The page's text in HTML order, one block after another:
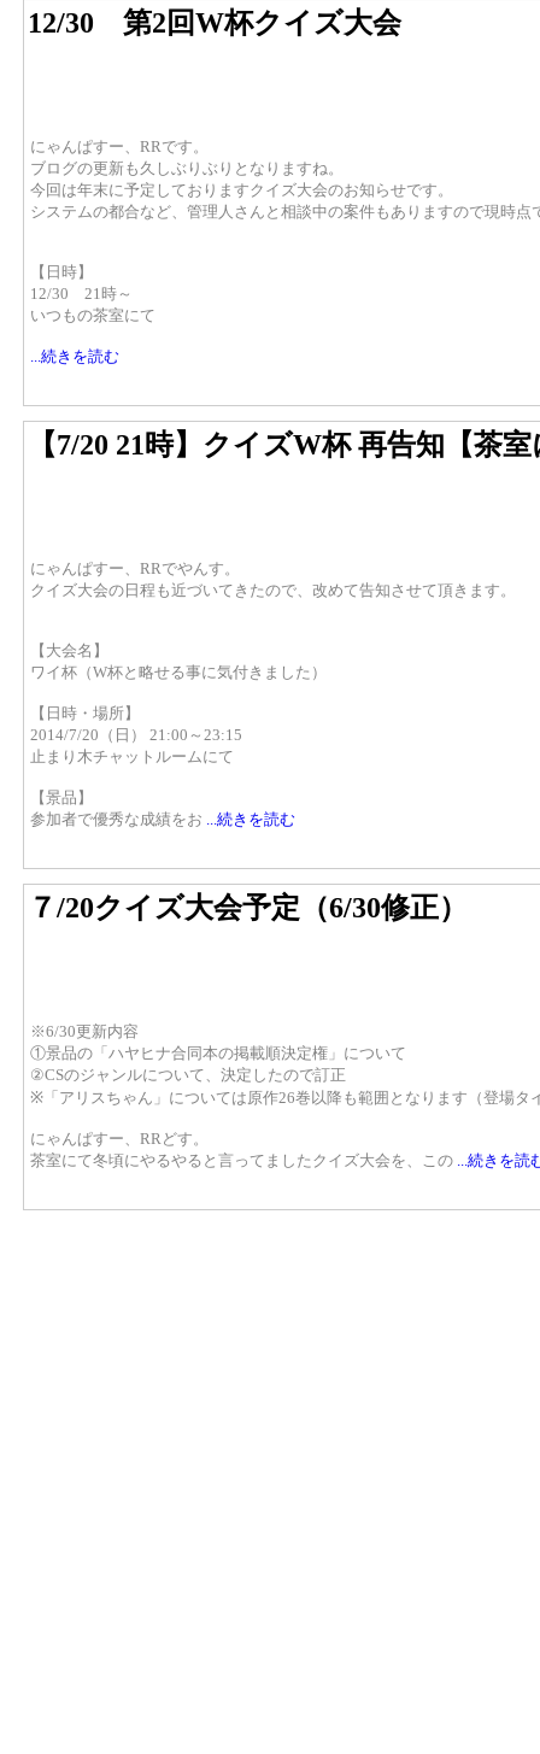
12/30 第2回W杯クイズ大会
にゃんぱすー、RRです。
ブログの更新も久しぶりぶりとなりますね。
今回は年末に予定しておりますクイズ大会のお知らせです。
システムの都合など、管理人さんと相談中の案件もありますので現時
【日時】
12/30 21時～
いつもの茶室にて
...続きを読む
【7/20 21時】クイズW杯 再告知【茶
にゃんぱすー、RRでやんす。
クイズ大会の日程も近づいてきたので、改めて告知させて頂きます。
【大会名】
ワイ杯（W杯と略せる事に気付きました）
【日時・場所】
2014/7/20（日） 21:00～23:15
止まり木チャットルームにて
【景品】
参加者で優秀な成績をお ...続きを読む
７/20クイズ大会予定（6/30修正）
※6/30更新内容
①景品の「ハヤヒナ合同本の掲載順決定権」について
②CSのジャンルについて、決定したので訂正
※「アリスちゃん」については原作26巻以降も範囲となります（登場タ
にゃんぱすー、RRどす。
茶室にて冬頃にやるやると言ってましたクイズ大会を、この ...続きを読